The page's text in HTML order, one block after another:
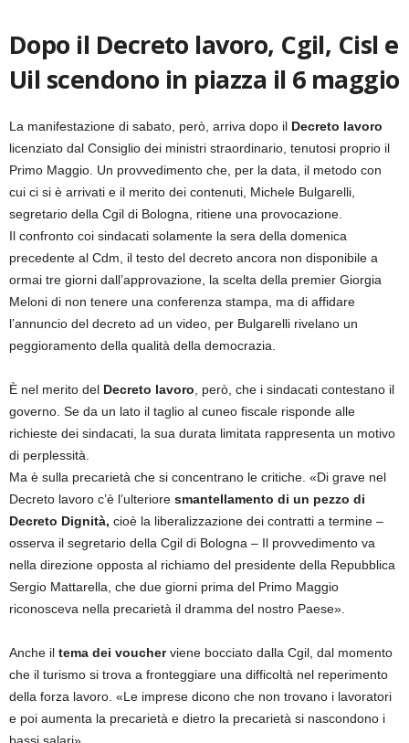
Dopo il Decreto lavoro, Cgil, Cisl e
Uil scendono in piazza il 6 maggio
La manifestazione di sabato, però, arriva dopo il Decreto lavoro
licenziato dal Consiglio dei ministri straordinario, tenutosi proprio il
Primo Maggio. Un provvedimento che, per la data, il metodo con
cui ci si è arrivati e il merito dei contenuti, Michele Bulgarelli,
segretario della Cgil di Bologna, ritiene una provocazione.
Il confronto coi sindacati solamente la sera della domenica
precedente al Cdm, il testo del decreto ancora non disponibile a
ormai tre giorni dall’approvazione, la scelta della premier Giorgia
Meloni di non tenere una conferenza stampa, ma di affidare
l’annuncio del decreto ad un video, per Bulgarelli rivelano un
peggioramento della qualità della democrazia.
È nel merito del Decreto lavoro, però, che i sindacati contestano il
governo. Se da un lato il taglio al cuneo fiscale risponde alle
richieste dei sindacati, la sua durata limitata rappresenta un motivo
di perplessità.
Ma è sulla precarietà che si concentrano le critiche. «Di grave nel
Decreto lavoro c’è l’ulteriore smantellamento di un pezzo di
Decreto Dignità, cioè la liberalizzazione dei contratti a termine –
osserva il segretario della Cgil di Bologna – Il provvedimento va
nella direzione opposta al richiamo del presidente della Repubblica
Sergio Mattarella, che due giorni prima del Primo Maggio
riconosceva nella precarietà il dramma del nostro Paese».
Anche il tema dei voucherviene bocciato dalla Cgil, dal momento
che il turismo si trova a fronteggiare una difficoltà nel reperimento
della forza lavoro. «Le imprese dicono che non trovano i lavoratori
e poi aumenta la precarietà e dietro la precarietà si nascondono i